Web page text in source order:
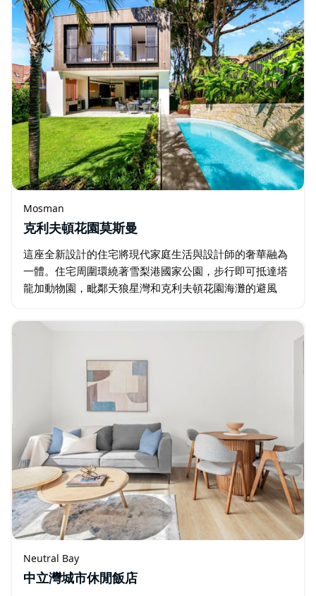
Mosman
克利夫頓花園莫斯曼
這座全新設計的住宅將現代家庭生活與設計師的奢華融為
一體。住宅周圍環繞著雪梨港國家公園，步行即可抵達塔
龍加動物園，毗鄰天狼星灣和克利夫頓花園海灘的避風
蔥蔥花園…
Neutral Bay
中立灣城市休閒飯店